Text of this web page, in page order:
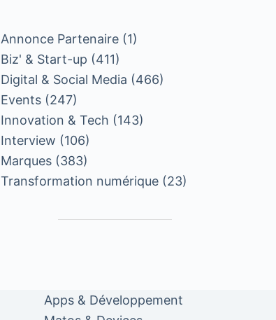
Annonce Partenaire (1)
Biz' & Start-up (411)
Digital & Social Media (466)
Events (247)
Innovation & Tech (143)
Interview (106)
Marques (383)
Transformation numérique (23)
Apps & Développement